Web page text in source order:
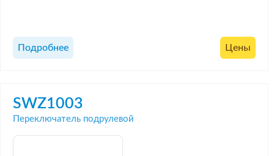
Подробнее Цены
SWZ1003
Переключатель подрулевой